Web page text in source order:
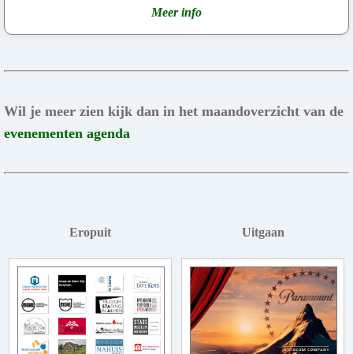
Meer info
Wil je meer zien kijk dan in het maandoverzicht van de
evenementen agenda
Eropuit Uitgaan